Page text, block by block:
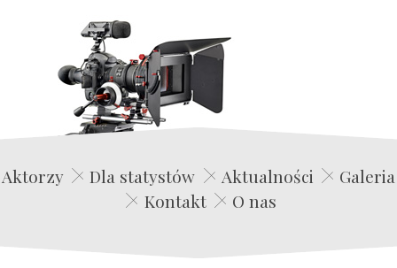
Edwin Film Agencja Aktorska
Aktorzy Dla statystów Aktualności
Galeria
Kontakt
O nas